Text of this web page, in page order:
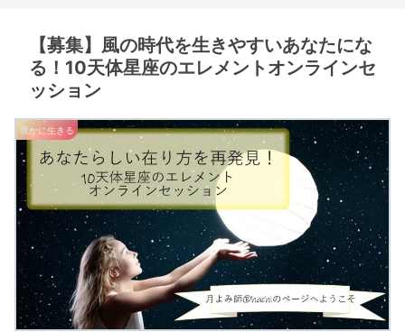
【募集】風の時代を生きやすいあなたにな
る！10天体星座のエレメントオンラインセ
ッション
豊かに生きる